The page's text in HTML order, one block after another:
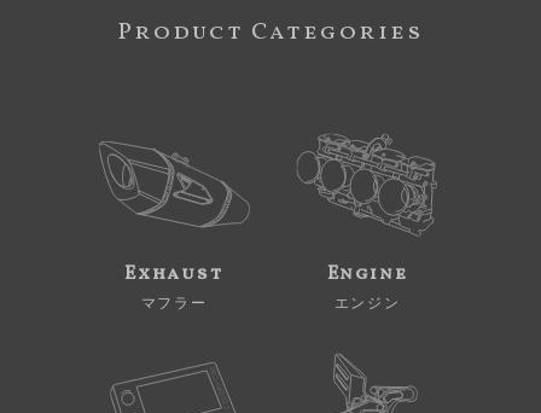
Product Categories
Exhaust
マフラー
Engine
エンジン